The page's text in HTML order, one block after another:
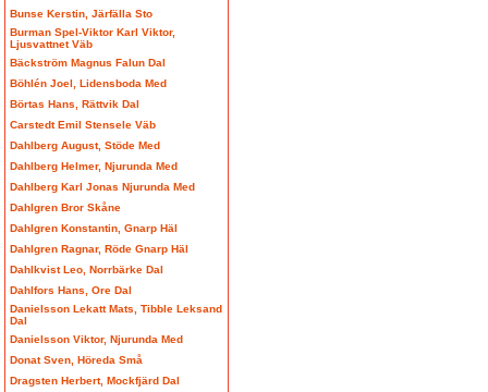
Bunse Kerstin, Järfälla Sto
Burman Spel-Viktor Karl Viktor,
Ljusvattnet Väb
Bäckström Magnus Falun Dal
Böhlén Joel, Lidensboda Med
Börtas Hans, Rättvik Dal
Carstedt Emil Stensele Väb
Dahlberg August, Stöde Med
Dahlberg Helmer, Njurunda Med
Dahlberg Karl Jonas Njurunda Med
Dahlgren Bror Skåne
Dahlgren Konstantin, Gnarp Häl
Dahlgren Ragnar, Röde Gnarp Häl
Dahlkvist Leo, Norrbärke Dal
Dahlfors Hans, Ore Dal
Danielsson Lekatt Mats, Tibble Leksand
Dal
Danielsson Viktor, Njurunda Med
Donat Sven, Höreda Små
Dragsten Herbert, Mockfjärd Dal